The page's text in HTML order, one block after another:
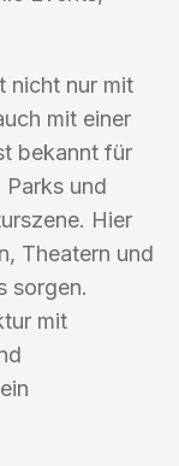
nicht nur mit
mit einer
bekannt für
und
Hier
Theatern und
sorgen.
mit